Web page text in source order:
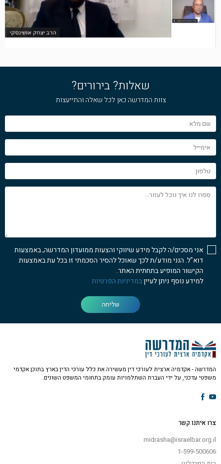
שאלות? בירורים?
צוות המדרשה כאן לכל שאלה והתייעצות
שם
מלא
אימייל
טלפון
ספרו
לנו
אני מסכים/ה לקבל מידע שיווקי והצעות ממועדון המדרשה, באמצעות
דוא"ל. הנני מודע/ת לכך שאוכל להסיר הסכמתי זו בכל עת באמצעות
הקישור המופיע בתחתית האתר.
למידע נוסף ניתן לעייןבמדיניות הפרטיות
שליחה
המדרשה - אקדמיה ארצית לעורכי דין מעשירה את כלל עורכי הדין בארץ בתוכן אקדמי
משפטי עדכני, על ידי העברת השתלמויות עומק בתחומי המשפט השונים.
צרו איתנו קשר
midrasha@israelbar.org.il
1-599-500606